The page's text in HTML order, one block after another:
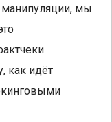
мы
как идёт